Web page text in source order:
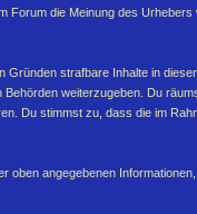
die Meinung des Urhebers
strafbare Inhalte in
weiterzugeben. Du
Du stimmst zu, dass die im
angegebenen